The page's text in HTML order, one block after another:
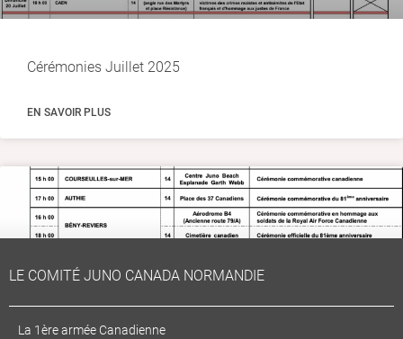
Cérémonies Juillet 2025
EN SAVOIR PLUS
LE COMITÉ JUNO CANADA NORMANDIE
La 1ère armée Canadienne